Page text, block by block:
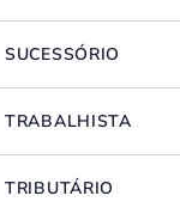
SUCESSÓRIO
TRABALHISTA
TRIBUTÁRIO